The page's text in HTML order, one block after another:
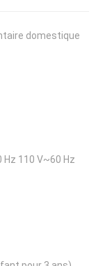
domestique
110 V~60 Hz